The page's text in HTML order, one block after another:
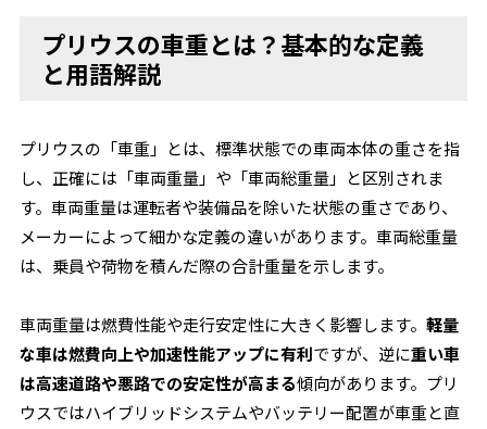
プリウスの車重とは？基本的な定義
と用語解説
プリウスの「車重」とは、標準状態での車両本体の重さを指
し、正確には「車両重量」や「車両総重量」と区別されま
す。車両重量は運転者や装備品を除いた状態の重さであり、
メーカーによって細かな定義の違いがあります。車両総重量
は、乗員や荷物を積んだ際の合計重量を示します。
車両重量は燃費性能や走行安定性に大きく影響します。軽量
な車は燃費向上や加速性能アップに有利ですが、逆に重い車
は高速道路や悪路での安定性が高まる傾向があります。プリ
ウスではハイブリッドシステムやバッテリー配置が車重と直